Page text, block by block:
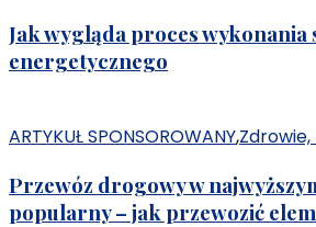
Jak wygląda proces wykonania
energetycznego
ARTYKUŁ SPONSOROWANY,
Przewóz drogowy w
popularny – jak przewozić